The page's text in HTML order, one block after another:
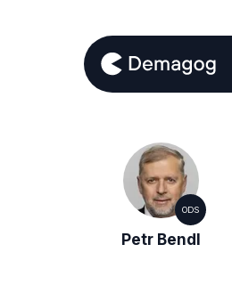
ODS
Petr Bendl